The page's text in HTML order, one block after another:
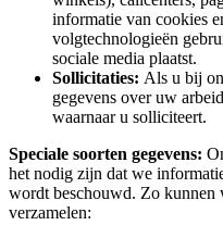
informatie van cookies
volgtechnologieën
sociale media plaatst.
Sollicitaties: Als u bij
gegevens over uw
waarnaar u solliciteert.
Speciale soorten gegevens:
het nodig zijn dat we
wordt beschouwd. Zo kunnen
verzamelen: